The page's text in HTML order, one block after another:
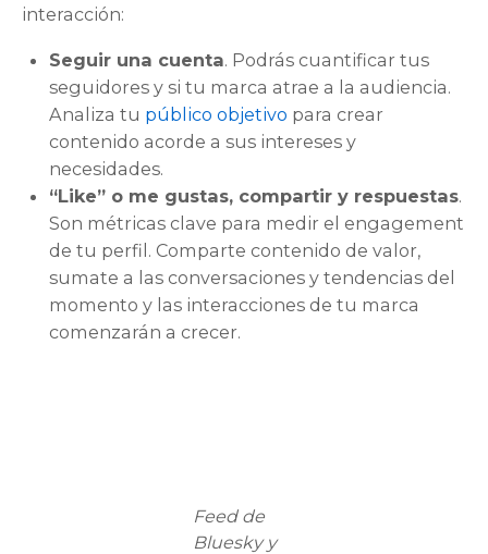
interacción:
Seguir una cuenta. Podrás cuantificar tus
seguidores y si tu marca atrae a la audiencia.
Analiza tu público objetivo para crear
contenido acorde a sus intereses y
necesidades.
“Like” o me gustas, compartir y respuestas.
Son métricas clave para medir el engagement
de tu perfil. Comparte contenido de valor,
sumate a las conversaciones y tendencias del
momento y las interacciones de tu marca
comenzarán a crecer.
Feed de
Bluesky y